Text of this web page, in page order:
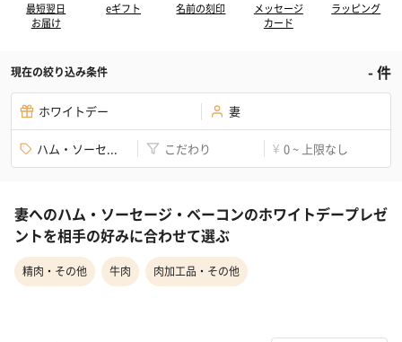
最短翌日
お届け
eギフト 名前の刻印
メッセージ
カード
ラッピング
現在の絞り込み条件 -件
ホワイトデー 妻
ハム・ソーセ... こだわり ¥ 0 ~ 上限なし
妻へのハム・ソーセージ・ベーコンのホワイトデープレゼ
ントを相手の好みに合わせて選ぶ
精肉・その他 牛肉 肉加工品・その他